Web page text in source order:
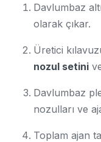
Davlumbaz
olarak çıkar.
Üretici
nozul setini
Davlumbaz
nozulları ve
Toplam ajan